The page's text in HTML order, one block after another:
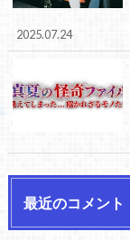
2025.07.24
最近のコメント